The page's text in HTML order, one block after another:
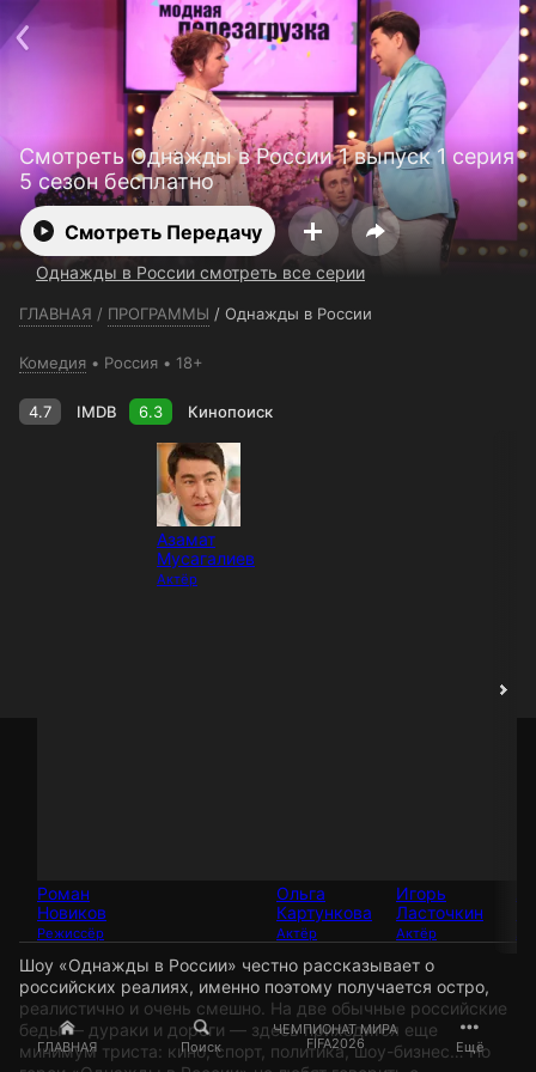
ГЛАВНАЯ Поиск
ЧЕМПИОНАТ МИРА
FIFA2026
Ещё
Смотреть Однажды в России 1 выпуск 1 серия
5 сезон бесплатно
Смотреть Передачу
Однажды в России смотреть все серии
ГЛАВНАЯ / ПРОГРАММЫ / Однажды в России
Комедия Россия 18+
4.7 IMDB 6.3 Кинопоиск
Роман
Новиков
Режиссёр
Азамат
Мусагалиев
Актёр
Ольга
Картункова
Актёр
Игорь
Ласточкин
Актёр
Шоу «Однажды в России» честно рассказывает о
российских реалиях, именно поэтому получается остро,
реалистично и очень смешно. На две обычные российские
беды — дураки и дороги — здесь приходится еще
минимум триста: кино, спорт, политика, шоу-бизнес… Но
Телефон поддержки: +7 (727) 323 10 92
Пользовательское соглашение
Политика конфиденциальности
Открыть приложение
Ввести промокод